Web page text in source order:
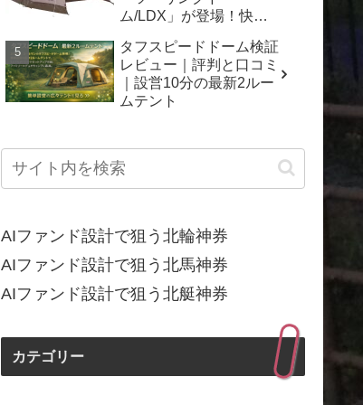
ム/LDX」が登場！快適
もう
タフスピードドーム検証
レビュー｜評判と口コミ
｜設営10分の最新2ルー
ムテント
AIファンド設計で狙う北輪神券
AIファンド設計で狙う北馬神券
AIファンド設計で狙う北艇神券
カテゴリー